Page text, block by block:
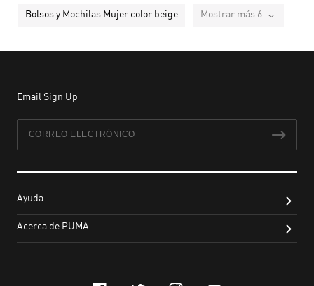
Bolsos y Mochilas Mujer color beige Mostrar más 6